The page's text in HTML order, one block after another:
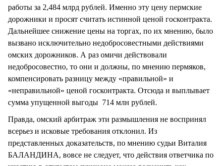
работы за 2,484 млрд рублей. Именно эту цену пермские
дорожники и просят считать истинной ценой госконтракта.
Дальнейшее снижение цены на торгах, по их мнению, было
вызвано исключительно недобросовестными действиями
омских дорожников. А раз омичи действовали
недобросовестно, то они и должны, по мнению пермяков,
компенсировать разницу между «правильной» и
«неправильной» ценой госконтракта. Отсюда и выплывает
сумма упущенной выгоды 714 млн рублей.
Правда, омский арбитраж эти размышления не воспринял
всерьез и исковые требования отклонил. Из
представленных доказательств, по мнению судьи Виталия
БАЛАНДИНА, вовсе не следует, что действия ответчика по